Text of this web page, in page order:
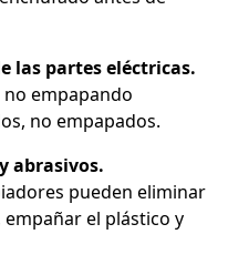
las partes eléctricas.
no empapando
no empapados.
abrasivos.
pueden eliminar
el plástico y